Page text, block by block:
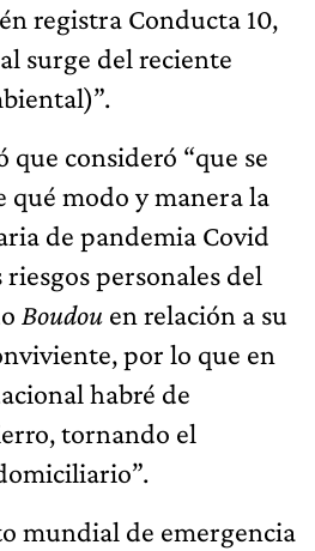
registra Conducta 10,
surge del reciente
que consideró “que se
qué modo y manera la
de pandemia Covid
personales del
Boudou en relación a su
por lo que en
habré de
tornando el
mundial de emergencia